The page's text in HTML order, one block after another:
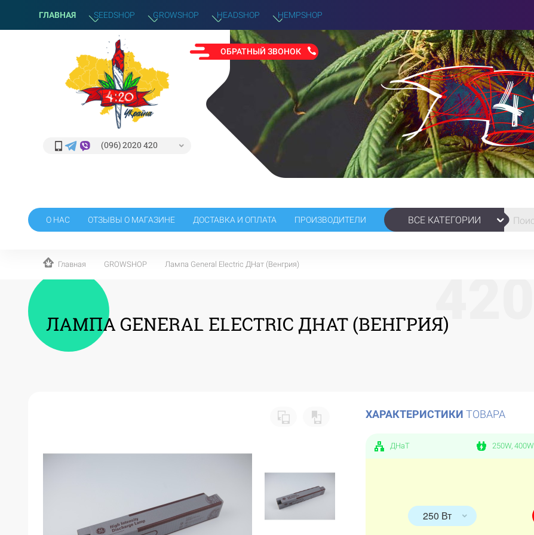
ГЛАВНАЯ SEEDSHOP GROWSHOP HEADSHOP HEMPSHOP
ОБРАТНЫЙ ЗВОНОК
(096) 2020 420
О НАС ОТЗЫВЫ О МАГАЗИНЕ ДОСТАВКА И ОПЛАТА ПРОИЗВОДИТЕЛИ ВСЕ КАТЕГОРИИ
Главная GROWSHOP Лампа General Electric ДНат (Венгрия)
ЛАМПА GENERAL ELECTRIC ДНАТ (ВЕНГРИЯ)
4
ХАРАКТЕРИСТИКИ ТОВАРА
ДНаТ 250W, 400W
250 Вт